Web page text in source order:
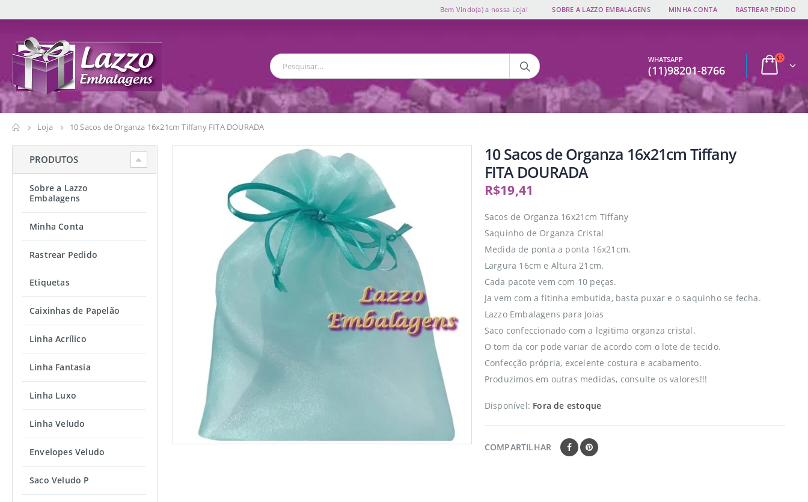
Bem Vindo(a) a nossa Loja! SOBRE A LAZZO EMBALAGENS MINHA CONTA RASTREAR PEDIDO
WHATSAPP
(11)98201-8766
Loja 10 Sacos de Organza 16x21cm Tiffany FITA DOURADA
10 Sacos de Organza 16x21cm Tiffany
FITA DOURADA
R$19,41
Sacos de Organza 16x21cm Tiffany
Saquinho de Organza Cristal
Medida de ponta a ponta 16x21cm.
Largura 16cm e Altura 21cm.
Cada pacote vem com 10 peças.
Ja vem com a fitinha embutida, basta puxar e o saquinho se fecha.
Lazzo Embalagens para Joias
Saco confeccionado com a legitima organza cristal.
O tom da cor pode variar de acordo com o lote de tecido.
Confecção própria, excelente costura e acabamento.
Produzimos em outras medidas, consulte os valores!!!
Disponível: Fora de estoque
COMPARTILHAR
PRODUTOS
Sobre a Lazzo
Embalagens
Minha Conta
Rastrear Pedido
Etiquetas
Caixinhas de Papelão
Linha Acrílico
Linha Fantasia
Linha Luxo
Linha Veludo
Envelopes Veludo
Saco Veludo P